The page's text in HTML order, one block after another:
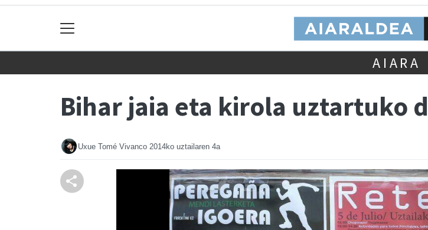
AIARA
Bihar jaia eta kirola uztartuko
Uxue Tomé Vivanco 2014ko uztailaren 4a